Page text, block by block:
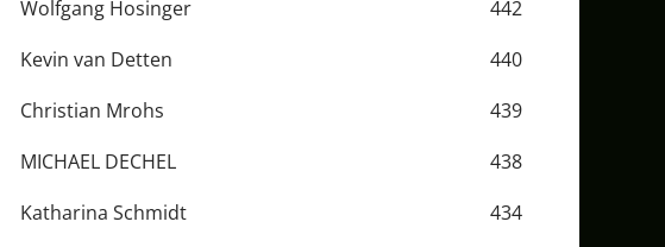
Wolfgang Hosinger
442
Kevin van Detten
440
Christian Mrohs
439
MICHAEL DECHEL
438
Katharina Schmidt
434